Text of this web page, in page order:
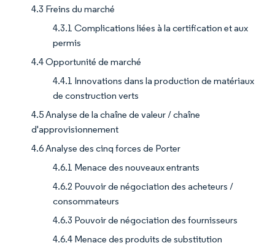
4.3 Freins du marché
4.3.1 Complications liées à la certification et aux
permis
4.4 Opportunité de marché
4.4.1 Innovations dans la production de matériaux
de construction verts
4.5 Analyse de la chaîne de valeur / chaîne
d'approvisionnement
4.6 Analyse des cinq forces de Porter
4.6.1 Menace des nouveaux entrants
4.6.2 Pouvoir de négociation des acheteurs /
consommateurs
4.6.3 Pouvoir de négociation des fournisseurs
4.6.4 Menace des produits de substitution